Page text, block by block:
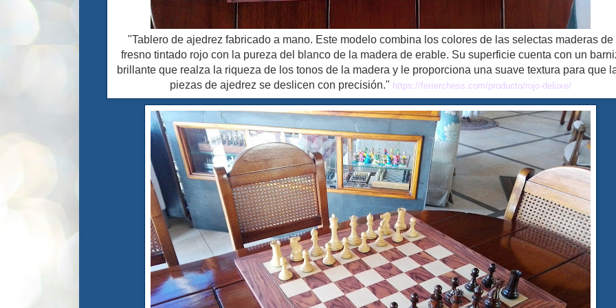
"Tablero de ajedrez fabricado a mano. Este modelo combina los colores de las selectas maderas de
fresno tintado rojo con la pureza del blanco de la madera de erable. Su superficie cuenta con un
brillante que realza la riqueza de los tonos de la madera y le proporciona una suave textura para que
piezas de ajedrez se deslicen con precisión." https://ferrerchess.com/producto/rojo-deluxe/